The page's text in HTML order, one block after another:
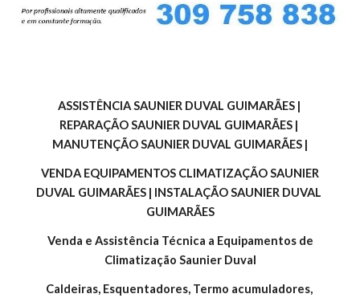
ASSISTÊNCIA SAUNIER DUVAL GUIMARÃES |
REPARAÇÃO SAUNIER DUVAL GUIMARÃES |
MANUTENÇÃO SAUNIER DUVAL GUIMARÃES |
DUVAL GUIMARÃES | INSTALAÇÃO SAUNIER DUVAL
GUIMARÃES
Climatização Saunier Duval
Caldeiras, Esquentadores, Termo acumuladores,